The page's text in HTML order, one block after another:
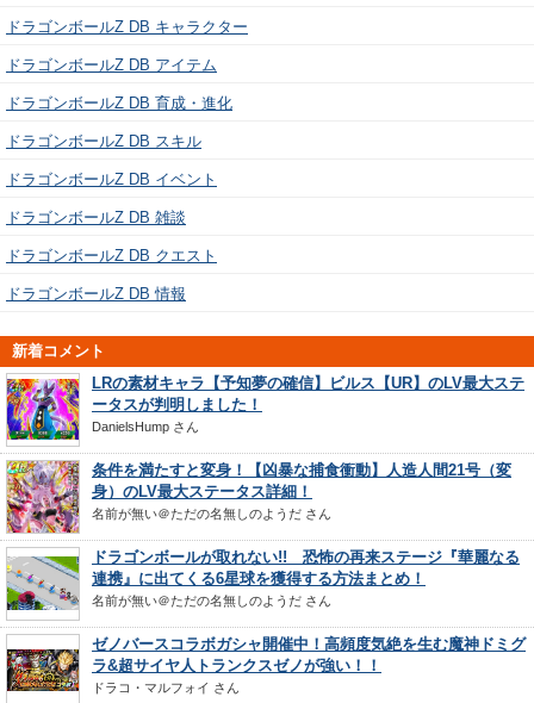
ドラゴンボールZ DB キャラクター
ドラゴンボールZ DB アイテム
ドラゴンボールZ DB 育成・進化
ドラゴンボールZ DB スキル
ドラゴンボールZ DB イベント
ドラゴンボールZ DB 雑談
ドラゴンボールZ DB クエスト
ドラゴンボールZ DB 情報
新着コメント
LRの素材キャラ【予知夢の確信】ビルス【UR】のLV最大ステ
ータスが判明しました！
DanielsHump さん
条件を満たすと変身！【凶暴な捕食衝動】人造人間21号（変
身）のLV最大ステータス詳細！
名前が無い＠ただの名無しのようだ さん
ドラゴンボールが取れない!! 恐怖の再来ステージ『華麗なる
連携』に出てくる6星球を獲得する方法まとめ！
名前が無い＠ただの名無しのようだ さん
ゼノバースコラボガシャ開催中！高頻度気絶を生む魔神ドミグ
ラ&超サイヤ人トランクスゼノが強い！！
ドラコ・マルフォイ さん